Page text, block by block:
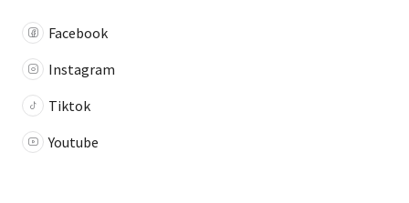
Facebook
Instagram
Tiktok
Youtube